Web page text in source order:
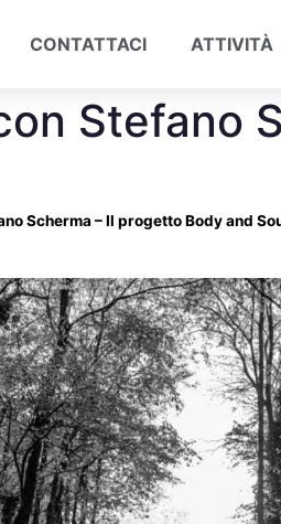
CONTATTACI ATTIVITÀ
Stefano
Scherma – Il progetto Body and